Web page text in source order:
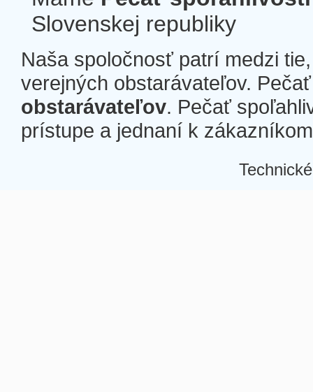
Slovenskej republiky
Naša spoločnosť patrí medzi
verejných obstarávateľov.
obstarávateľov. Pečať
prístupe a jednaní k